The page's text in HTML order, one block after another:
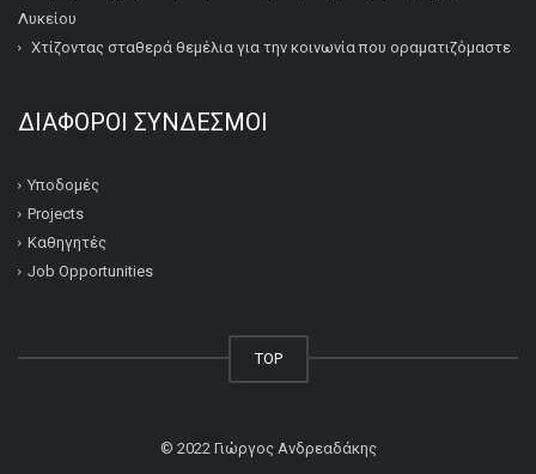
Λυκείου
Χτίζοντας σταθερά θεμέλια για την κοινωνία που οραματιζόμαστε
ΔΙΆΦΟΡΟΙ ΣΎΝΔΕΣΜΟΙ
Υποδομές
Projects
Καθηγητές
Job Opportunities
TOP
© 2022 Γιώργος Ανδρεαδάκης